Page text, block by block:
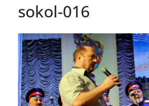
sokol-016